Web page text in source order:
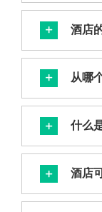
酒店
从哪
什么
酒店